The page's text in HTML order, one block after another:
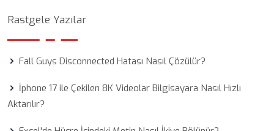
Rastgele Yazılar
Fall Guys Disconnected Hatası Nasıl Çözülür?
İphone 17 ile Çekilen 8K Videolar Bilgisayara Nasıl Hızlı
Aktarılır?